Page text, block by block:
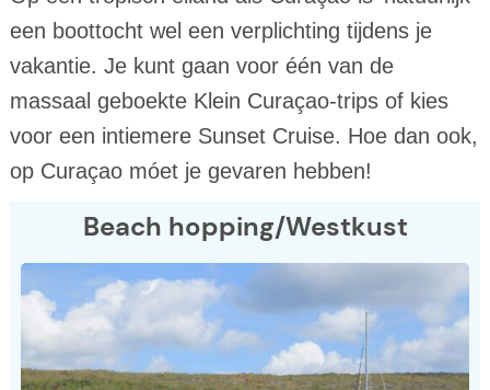
een boottocht wel een verplichting tijdens je
vakantie. Je kunt gaan voor één van de
massaal geboekte Klein Curaçao-trips of kies
voor een intiemere Sunset Cruise. Hoe dan ook,
op Curaçao móet je gevaren hebben!
Beach hopping/Westkust